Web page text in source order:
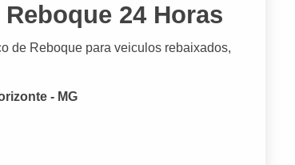
24 Horas
de Reboque para veiculos rebaixados,
- MG